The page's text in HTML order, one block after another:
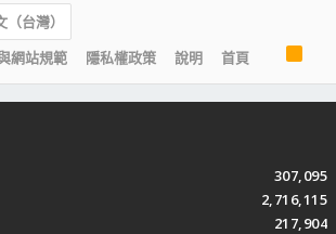
台灣）
網站規範 隱私權政策 說明 首頁
S
307,095
2,716,115
217,904